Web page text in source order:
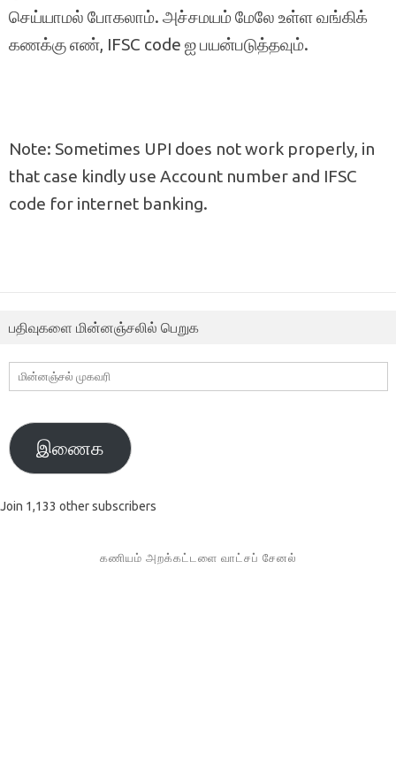
செய்யாமல் போகலாம். அச்சமயம் மேலே உள்ள வங்கிக்
கணக்கு எண், IFSC code ஐ பயன்படுத்தவும்.
Note: Sometimes UPI does not work properly, in
that case kindly use Account number and IFSC
code for internet banking.
பதிவுகளை மின்னஞ்சலில் பெறுக
மின்னஞ்சல்
முகவரி
இணைக
Join 1,133 other subscribers
கணியம் அறக்கட்டளை வாட்சப் சேனல்